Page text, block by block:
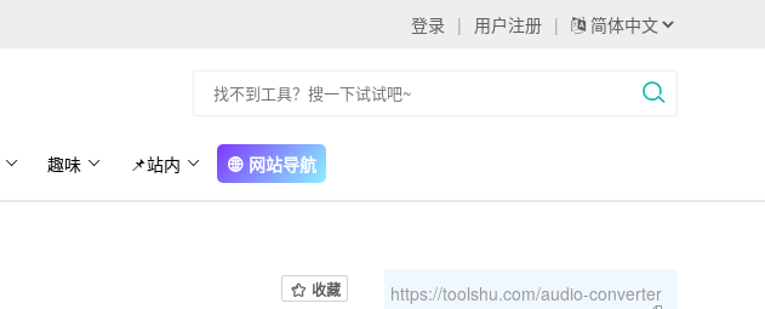
登录 | 用户注册 |
趣味 📌站内 网站导航
收藏 https://toolshu.com/audio-converter